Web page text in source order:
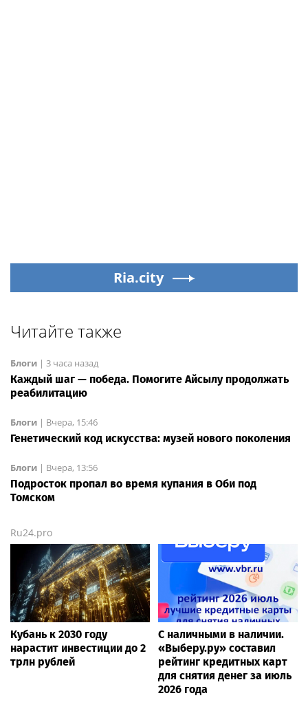
Ria.city
Читайте также
Блоги | 3 часа назад
Каждый шаг — победа. Помогите Айсылу продолжать
реабилитацию
Блоги | Вчера, 15:46
Генетический код искусства: музей нового поколения
Блоги | Вчера, 13:56
Подросток пропал во время купания в Оби под
Томском
Ru24.pro
Кубань к 2030 году
нарастит инвестиции до 2
трлн рублей
С наличными в наличии.
«Выберу.ру» составил
рейтинг кредитных карт
для снятия денег за июль
2026 года